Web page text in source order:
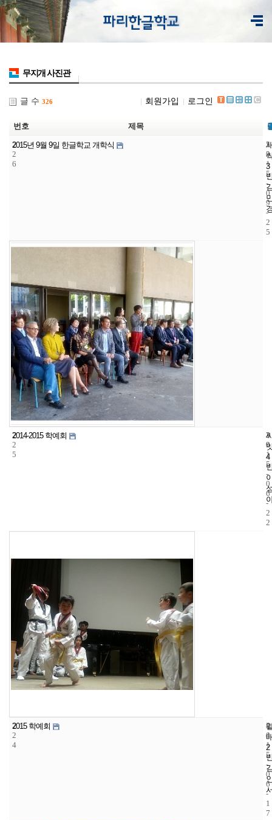
무지개 사진관
글 수 326 회원가입 로그인
번호 제목
2
2
6
2015년 9월 9일 한글학교 개학식
3
5
3
2
0
1
5
-
0
9
-
2
5
2
2
5
2014-2015 학예회
4
3
9
2
0
1
5
-
0
6
-
2
2
2
2
4
2015 학예회
2
4
4
2
0
1
5
-
0
6
-
1
7